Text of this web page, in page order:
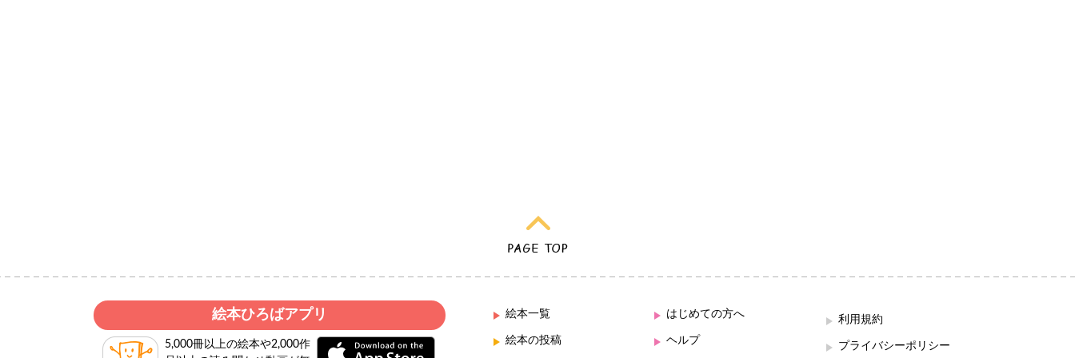
絵本ひろばアプリ
5,000冊以上の絵本や2,000作
絵本一覧
絵本の投稿
はじめての方へ
ヘルプ
利用規約
プライバシーポリシー